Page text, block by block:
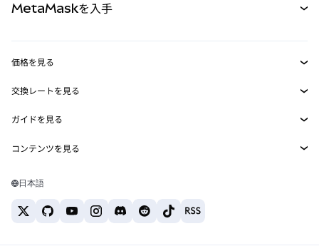
RWA
MetaMask Connect
Snaps
Web3サービス
MetaMaskを入手
セキュリティ
サポート
キャリア
お問い合わせ
価格を見る
イーサリアムの価格
Solanaの価格
Tetherの価格
交換レートを見る
ETH→USD
USDT→INR
BTC→INR
ETH→USDT
ガイドを見る
ETHの購入
USDTの購入
コンテンツを見る
Solanaウォレット
日本語